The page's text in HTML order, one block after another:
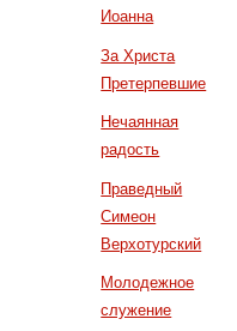
Иоанна
За Христа
Претерпевшие
Нечаянная
радость
Праведный
Симеон
Верхотурский
Молодежное
служение